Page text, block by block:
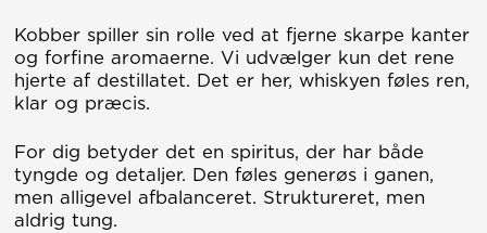
Kobber spiller sin rolle ved at fjerne skarpe kanter
og forfine aromaerne. Vi udvælger kun det rene
hjerte af destillatet. Det er her, whiskyen føles ren,
klar og præcis.
For dig betyder det en spiritus, der har både
tyngde og detaljer. Den føles generøs i ganen,
men alligevel afbalanceret. Struktureret, men
aldrig tung.